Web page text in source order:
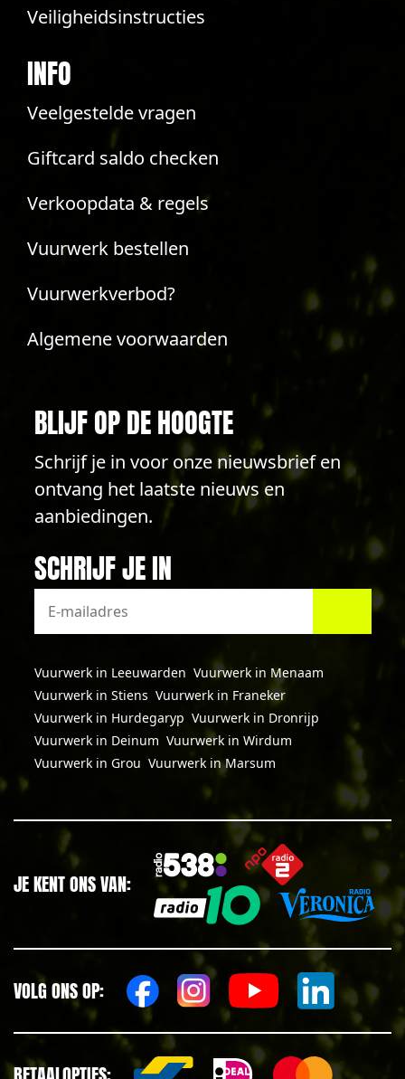
Veiligheidsinstructies
INFO
Veelgestelde vragen
Giftcard saldo checken
Verkoopdata & regels
Vuurwerk bestellen
Vuurwerkverbod?
Algemene voorwaarden
BLIJF OP DE HOOGTE
Schrijf je in voor onze nieuwsbrief en
ontvang het laatste nieuws en
aanbiedingen.
SCHRIJF JE IN
Vuurwerk in Leeuwarden Vuurwerk in Menaam
Vuurwerk in Stiens Vuurwerk in Franeker
Vuurwerk in Hurdegaryp Vuurwerk in Dronrijp
Vuurwerk in Deinum Vuurwerk in Wirdum
Vuurwerk in Grou Vuurwerk in Marsum
JE KENT ONS VAN:
VOLG ONS OP: